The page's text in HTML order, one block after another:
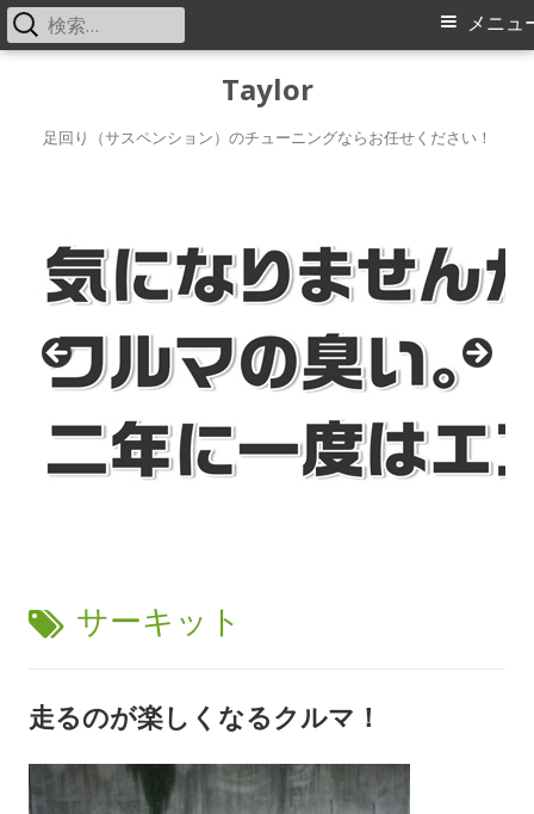
Taylor
足回り（サスペンション）のチューニングならお任せください！
メ
メニュ
検
索:
タ
サーキット
走るのが楽しくなるクルマ！